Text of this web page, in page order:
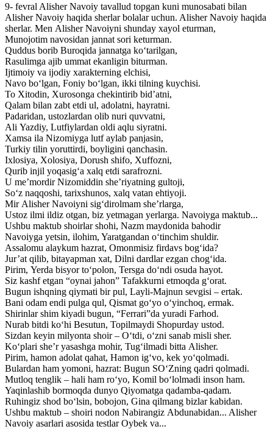
9- fevral Alisher Navoiy tavallud topgan kuni munosabati bilan
Alisher Navoiy haqida sherlar bolalar uchun. Alisher Navoiy haqida
sherlar. Men Alisher Navoiyni shunday xayol eturman,
Munojotim navosidan jannat sori keturman.
Quddus borib Buroqida jannatga ko‘tarilgan,
Rasulimga ajib ummat ekanligin biturman.
Ijtimoiy va ijodiy xarakterning elchisi,
Navo bo‘lgan, Foniy bo‘lgan, ikki tilning kuychisi.
To Xitodin, Xurosonga chekintirib bid’atni,
Qalam bilan zabt etdi ul, adolatni, hayratni.
Padaridan, ustozlardan olib nuri quvvatni,
Ali Yazdiy, Lutfiylardan oldi aqlu siyratni.
Xamsa ila Nizomiyga lutf aylab panjasin,
Turkiy tilin yoruttirdi, boyligini qanchasin.
Ixlosiya, Xolosiya, Dorush shifo, Xuffozni,
Qurib injil yoqasig‘a xalq etdi sarafrozni.
U me’mordir Nizomiddin she’riyatning gultoji,
So‘z naqqoshi, tarixshunos, xalq vatan ehtiyoji.
Mir Alisher Navoiyni sig‘dirolmam she’rlarga,
Ustoz ilmi ildiz otgan, biz yetmagan yerlarga. Navoiyga maktub...
Ushbu maktub shoirlar shohi, Nazm maydonida bahodir
Navoiyga yetsin, ilohim, Yaratgandan o‘tinchim shuldir.
Assalomu alaykum hazrat, Omonmisiz firdavs bog‘ida?
Jur’at qilib, bitayapman xat, Dilni dardlar ezgan chog‘ida.
Pirim, Yerda bisyor to‘polon, Tersga do‘ndi osuda hayot.
Siz kashf etgan “oynai jahon” Tafakkurni etmoqda g‘orat.
Bugun ishqning qiymati bir pul, Layli-Majnun sevgisi – ertak.
Bani odam endi pulga qul, Qismat go‘yo o‘yinchoq, ermak.
Shirinlar shim kiyadi bugun, “Ferrari”da yuradi Farhod.
Nurab bitdi ko‘hi Besutun, Topilmaydi Shopurday ustod.
Sizdan keyin milyonta shoir – O‘tdi, o‘zni sanab misli sher.
Ko‘plari she’r yasashga mohir, Tug‘ilmadi bitta Alisher.
Pirim, hamon adolat qahat, Hamon ig‘vo, kek yo‘qolmadi.
Bulardan ham yomoni, hazrat: Bugun SO‘Zning qadri qolmadi.
Mutloq tenglik – hali ham ro‘yo, Komil bo‘lolmadi inson ham.
Yaqinlashib bormoqda dunyo Qiyomatga qadamba-qadam.
Ruhingiz shod bo‘lsin, bobojon, Gina qilmang bizlar kabidan.
Ushbu maktub – shoiri nodon Nabirangiz Abdunabidan... Alisher
Navoiy asarlari asosida testlar Oybek va...